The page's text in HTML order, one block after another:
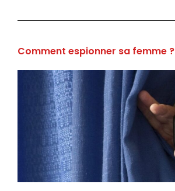
Comment espionner sa femme ?